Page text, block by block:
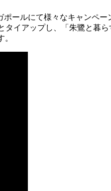
ールにて様々なキャンペ
タイアップし、「朱鷺と暮